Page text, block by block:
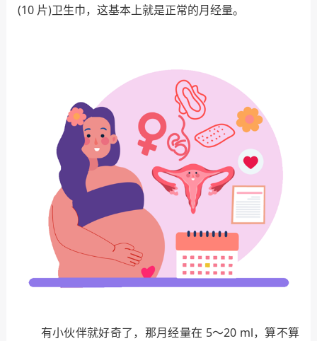
(10 片)卫生巾，这基本上就是正常的月经量。
有小伙伴就好奇了，那月经量在 5～20 ml，算不算